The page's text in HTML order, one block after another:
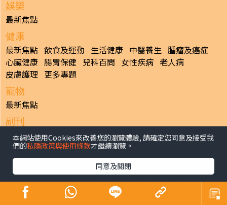
娛樂
最新焦點
健康
最新焦點 飲食及運動 生活健康 中醫養生 腫瘤及癌症
心臟健康 腸胃保健 兒科百問 女性疾病 老人病
皮膚護理 更多專題
寵物
最新焦點
副刊
最新焦點
日報
中國/國際
生活副刊 親子/教育 體育 專題/人物 昔日晴報
香港經濟日報版權所有©2026
本網站使用Cookies來改善您的瀏覽體驗, 請確定您同意及接受我
們的私隱政策與使用條款才繼續瀏覽。
同意及關閉